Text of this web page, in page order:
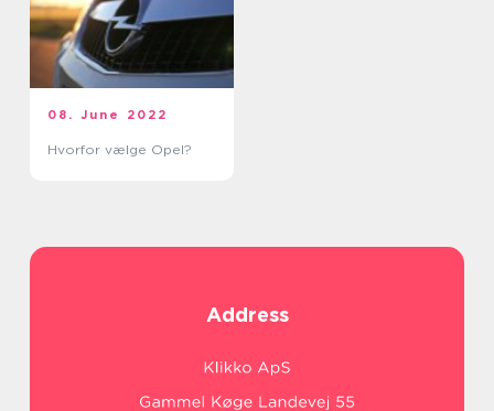
08. June 2022
Hvorfor vælge Opel?
Address